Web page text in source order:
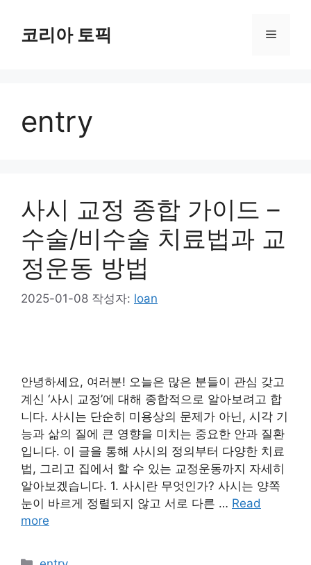
코리아 토픽 메
entry
사시 교정 종합 가이드 –
수술/비수술 치료법과 교
정운동 방법
2025-01-08 작성자: loan
안녕하세요, 여러분! 오늘은 많은 분들이 관심 갖고
계신 ‘사시 교정’에 대해 종합적으로 알아보려고 합
니다. 사시는 단순히 미용상의 문제가 아닌, 시각 기
능과 삶의 질에 큰 영향을 미치는 중요한 안과 질환
입니다. 이 글을 통해 사시의 정의부터 다양한 치료
법, 그리고 집에서 할 수 있는 교정운동까지 자세히
알아보겠습니다. 1. 사시란 무엇인가? 사시는 양쪽
눈이 바르게 정렬되지 않고 서로 다른 … Read
more
카